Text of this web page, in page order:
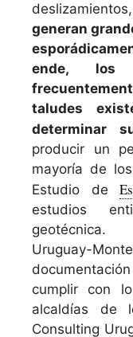
generan
ende, los
taludes
determinar
producir un
mayoría de
Estudio de
estudios
geotécnica.
Uruguay-
cumplir con
alcaldías de
Consulting